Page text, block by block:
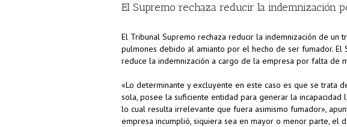
El Supremo rechaza reducir la indemnización
El Tribunal Supremo rechaza reducir la indemnización de
pulmones debido al amianto por el hecho de ser fumador.
reduce la indemnización a cargo de la empresa por falta de
«Lo determinante y excluyente en este caso es que se trata
sola, posee la suficiente entidad para generar la
lo cual resulta irrelevante que fuera asimismo fumador»,
empresa incumplió, siquiera sea en mayor o menor parte,